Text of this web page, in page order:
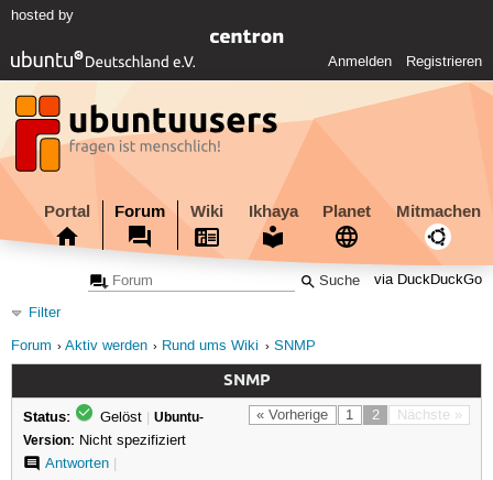
hosted by
Anmelden Registrieren
Portal Forum Wiki Ikhaya Planet Mitmachen
via DuckDuckGo
Filter
Forum
Aktiv werden Rund ums Wiki SNMP
SNMP
« Vorherige 1 2 Nächste »
Status: Gelöst | Ubuntu-
Version: Nicht spezifiziert
Antworten|